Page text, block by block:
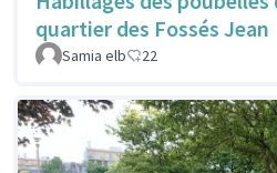
quartier des Fossés Jean
Samia elb 22